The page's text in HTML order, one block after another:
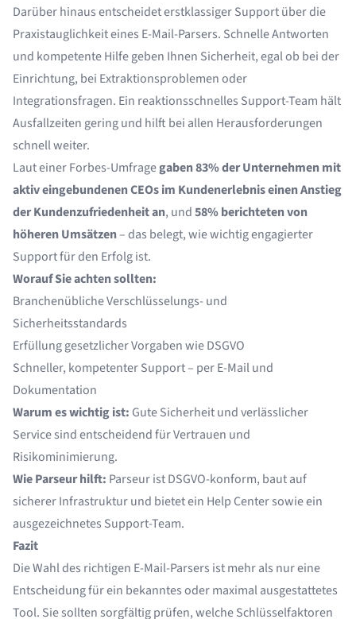
Darüber hinaus entscheidet erstklassiger Support über die
Praxistauglichkeit eines E-Mail-Parsers. Schnelle Antworten
und kompetente Hilfe geben Ihnen Sicherheit, egal ob bei der
Einrichtung, bei Extraktionsproblemen oder
Integrationsfragen. Ein reaktionsschnelles Support-Team hält
Ausfallzeiten gering und hilft bei allen Herausforderungen
schnell weiter.
Laut einer Forbes-Umfragegaben 83% der Unternehmen mit
aktiv eingebundenen CEOs im Kundenerlebnis einen Anstieg
der Kundenzufriedenheit an, und58% berichteten von
höheren Umsätzen– das belegt, wie wichtig engagierter
Support für den Erfolg ist.
Worauf Sie achten sollten:
Branchenübliche Verschlüsselungs- und
Sicherheitsstandards
Erfüllung gesetzlicher Vorgaben wie DSGVO
Schneller, kompetenter Support – per E-Mail und
Dokumentation
Warum es wichtig ist: Gute Sicherheit und verlässlicher
Service sind entscheidend für Vertrauen und
Risikominimierung.
Wie Parseur hilft: Parseur istDSGVO-konform, baut auf
sicherer Infrastrukturund bietet ein Help Center sowie ein
ausgezeichnetes Support-Team.
Fazit
Die Wahl des richtigen E-Mail-Parsers ist mehr als nur eine
Entscheidung für ein bekanntes oder maximal ausgestattetes
Tool. Sie sollten sorgfältig prüfen, welche Schlüsselfaktoren